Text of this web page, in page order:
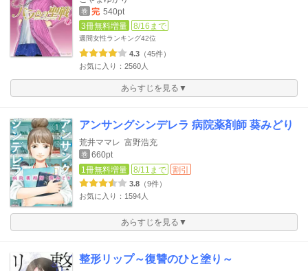
巻 完 540pt
3冊無料増量
8/16まで
週間女性ランキング42位
4.3 （45件）
お気に入り：2560人
あらすじを見る▼
アンサングシンデレラ 病院薬剤師 葵みどり
荒井ママレ 富野浩充
巻 660pt
1冊無料増量
8/11まで 割引
3.8 （9件）
お気に入り：1594人
あらすじを見る▼
整形リップ～復讐のひと塗り～